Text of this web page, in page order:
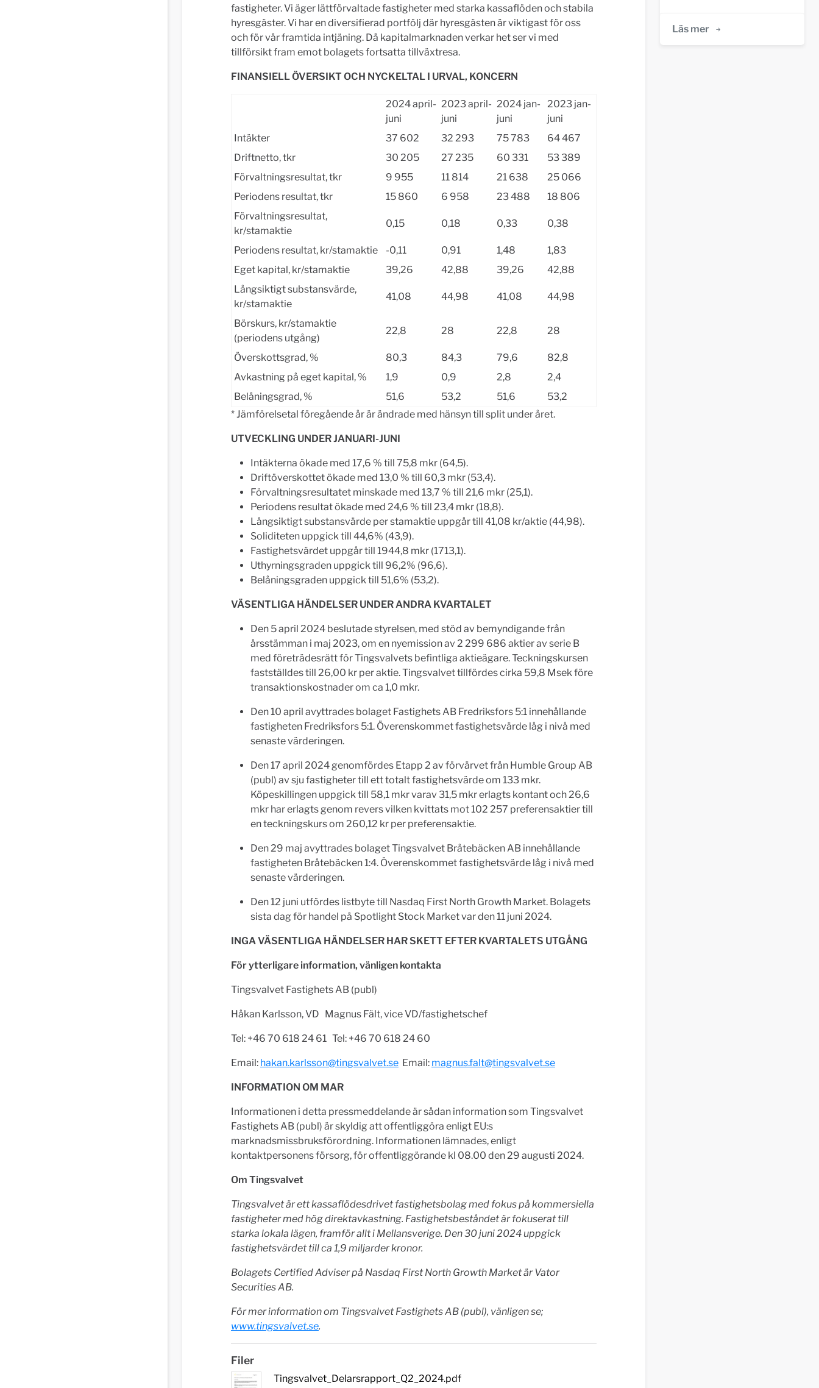
fastigheter. Vi äger lättförvaltade fastigheter med starka kassaflöden och stabila
hyresgäster. Vi har en diversifierad portfölj där hyresgästen är viktigast för oss
och för vår framtida intjäning. Då kapitalmarknaden verkar het ser vi med
tillförsikt fram emot bolagets fortsatta tillväxtresa.
FINANSIELL ÖVERSIKT OCH NYCKELTAL I URVAL, KONCERN
2024 april-
juni
2023 april-
juni
2024 jan-
juni
2023 jan-
juni
Intäkter
37 602 32 293 75 783
64 467
Driftnetto, tkr
30 205 27 235 60 331
53 389
Förvaltningsresultat, tkr
9 955 11 814 21 638
25 066
Periodens resultat, tkr
15 860 6 958 23 488
18 806
Förvaltningsresultat,
kr/stamaktie
0,15 0,18 0,33 0,38
Periodens resultat, kr/stamaktie -0,11 0,91 1,48
1,83
Eget kapital, kr/stamaktie
39,26 42,88 39,26
42,88
Långsiktigt substansvärde,
kr/stamaktie
41,08 44,98 41,08 44,98
Börskurs, kr/stamaktie
(periodens utgång)
22,8 28 22,8 28
Överskottsgrad, % 80,3 84,3 79,6
82,8
Avkastning på eget kapital, %
1,9 0,9 2,8
2,4
Belåningsgrad, %
51,6 53,2 51,6
53,2
* Jämförelsetal föregående år är ändrade med hänsyn till split under året.
UTVECKLING UNDER JANUARI-JUNI
Intäkterna ökade med 17,6 % till 75,8 mkr (64,5).
Driftöverskottet ökade med 13,0 % till 60,3 mkr (53,4).
Förvaltningsresultatet minskade med 13,7 % till 21,6 mkr (25,1).
Periodens resultat ökade med 24,6 % till 23,4 mkr (18,8).
Långsiktigt substansvärde per stamaktie uppgår till 41,08 kr/aktie (44,98).
Soliditeten uppgick till 44,6% (43,9).
Fastighetsvärdet uppgår till 1944,8 mkr (1713,1).
Uthyrningsgraden uppgick till 96,2% (96,6).
Belåningsgraden uppgick till 51,6% (53,2).
VÄSENTLIGA HÄNDELSER UNDER ANDRA KVARTALET
Den 5 april 2024 beslutade styrelsen, med stöd av bemyndigande från
årsstämman i maj 2023, om en nyemission av 2 299 686 aktier av serie B
med företrädesrätt för Tingsvalvets befintliga aktieägare. Teckningskursen
fastställdes till 26,00 kr per aktie. Tingsvalvet tillfördes cirka 59,8 Msek före
transaktionskostnader om ca 1,0 mkr.
Den 10 april avyttrades bolaget Fastighets AB Fredriksfors 5:1 innehållande
fastigheten Fredriksfors 5:1. Överenskommet fastighetsvärde låg i nivå med
senaste värderingen.
Den 17 april 2024 genomfördes Etapp 2 av förvärvet från Humble Group AB
(publ) av sju fastigheter till ett totalt fastighetsvärde om 133 mkr.
Köpeskillingen uppgick till 58,1 mkr varav 31,5 mkr erlagts kontant och 26,6
mkr har erlagts genom revers vilken kvittats mot 102 257 preferensaktier till
en teckningskurs om 260,12 kr per preferensaktie.
Den 29 maj avyttrades bolaget Tingsvalvet Bråtebäcken AB innehållande
fastigheten Bråtebäcken 1:4. Överenskommet fastighetsvärde låg i nivå med
senaste värderingen.
Den 12 juni utfördes listbyte till Nasdaq First North Growth Market. Bolagets
sista dag för handel på Spotlight Stock Market var den 11 juni 2024.
INGA VÄSENTLIGA HÄNDELSER HAR SKETT EFTER KVARTALETS UTGÅNG
För ytterligare information, vänligen kontakta
Tingsvalvet Fastighets AB (publ)
Håkan Karlsson, VD Magnus Fält, vice VD/fastighetschef
Tel: +46 70 618 24 61 Tel: +46 70 618 24 60
Email: hakan.karlsson@tingsvalvet.se Email: magnus.falt@tingsvalvet.se
INFORMATION OM MAR
Informationen i detta pressmeddelande är sådan information som Tingsvalvet
Fastighets AB (publ) är skyldig att offentliggöra enligt EU:s
marknadsmissbruksförordning. Informationen lämnades, enligt
kontaktpersonens försorg, för offentliggörande kl 08.00 den 29 augusti 2024.
Om Tingsvalvet
Tingsvalvet är ett kassaflödesdrivet fastighetsbolag med fokus på kommersiella
fastigheter med hög direktavkastning. Fastighetsbeståndet är fokuserat till
starka lokala lägen, framför allt i Mellansverige. Den 30 juni 2024 uppgick
fastighetsvärdet till ca 1,9 miljarder kronor.
Bolagets Certified Adviser på Nasdaq First North Growth Market är Vator
Securities AB.
För mer information om Tingsvalvet Fastighets AB (publ), vänligen se;
www.tingsvalvet.se.
Filer
Tingsvalvet_Delarsrapport_Q2_2024.pdf
Läs mer